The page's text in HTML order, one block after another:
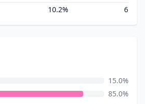
10.2% 6
15.0%
85.0%